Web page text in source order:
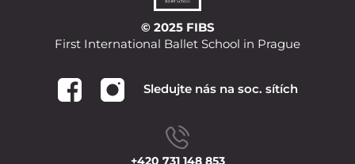
© 2025 FIBS
First International Ballet School in Prague
Sledujte nás na soc. sítích
+420 731 148 853